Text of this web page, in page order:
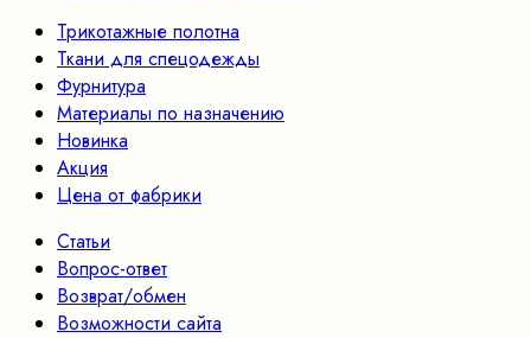
Трикотажные полотна
Ткани для спецодежды
Фурнитура
Материалы по назначению
Новинка
Акция
Цена от фабрики
Статьи
Вопрос-ответ
Возврат/обмен
Возможности сайта